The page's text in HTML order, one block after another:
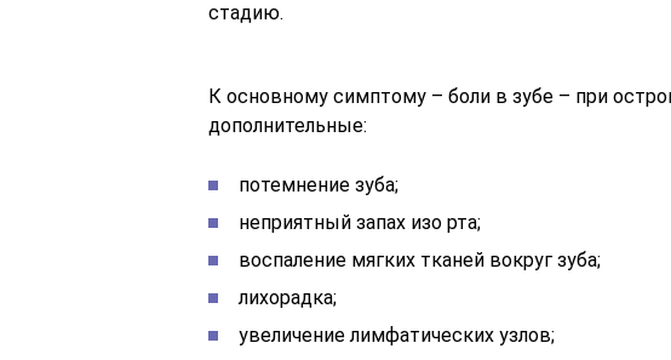
стадию.
К основному симптому – боли в зубе – при
дополнительные:
потемнение зуба;
неприятный запах изо рта;
воспаление мягких тканей вокруг зуба;
лихорадка;
увеличение лимфатических узлов;